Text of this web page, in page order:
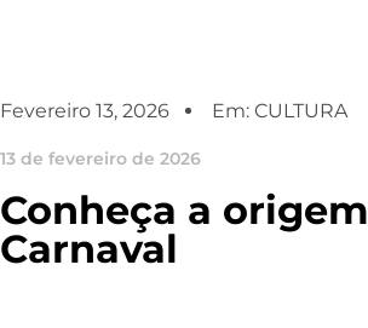
Fevereiro 13, 2026 Em: CULTURA
13 de fevereiro de 2026
Conheça a
Carnaval